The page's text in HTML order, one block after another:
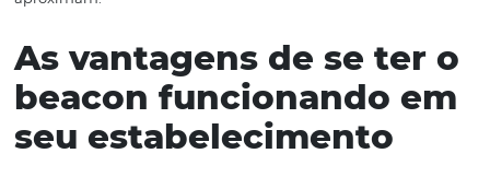
aplicativo do estabelecimento instalado. Dessa forma, é
Por exemplo: se uma pessoa estiver olhando uma
tenha o beacon instalado, ela automaticamente
as informações referentes ao que está exposto. No setor
hoteleiro, é interessante enviar dicas e horários de